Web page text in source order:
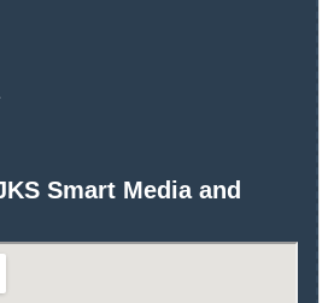
Smart Media and